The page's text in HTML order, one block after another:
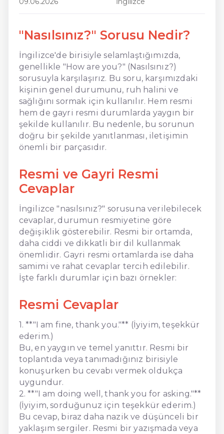
"Nasılsınız?" Sorusu Nedir?
İngilizce'de birisiyle selamlaştığımızda,
genellikle "How are you?" (Nasılsınız?)
sorusuyla karşılaşırız. Bu soru, karşımızdaki
kişinin genel durumunu, ruh halini ve
sağlığını sormak için kullanılır. Hem resmi
hem de gayri resmi durumlarda yaygın bir
şekilde kullanılır. Bu nedenle, bu sorunun
doğru bir şekilde yanıtlanması, iletişimin
önemli bir parçasıdır.
Resmi ve Gayri Resmi
Cevaplar
İngilizce "nasılsınız?" sorusuna verilebilecek
cevaplar, durumun resmiyetine göre
değişiklik gösterebilir. Resmi bir ortamda,
daha ciddi ve dikkatli bir dil kullanmak
önemlidir. Gayri resmi ortamlarda ise daha
samimi ve rahat cevaplar tercih edilebilir.
İşte farklı durumlar için bazı örnekler:
Resmi Cevaplar
1. **"I am fine, thank you."** (İyiyim, teşekkür
ederim.)
Bu, en yaygın ve temel yanıttır. Resmi bir
toplantıda veya tanımadığınız birisiyle
konuşurken bu cevabı vermek oldukça
uygundur.
2. **"I am doing well, thank you for asking."**
(İyiyim, sorduğunuz için teşekkür ederim.)
Bu cevap, biraz daha nazik ve düşünceli bir
yaklaşım sergiler. Resmi bir yazışmada veya